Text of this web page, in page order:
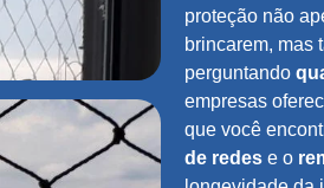
proteção não
brincarem, mas
perguntando
empresas
que você
de redes e o